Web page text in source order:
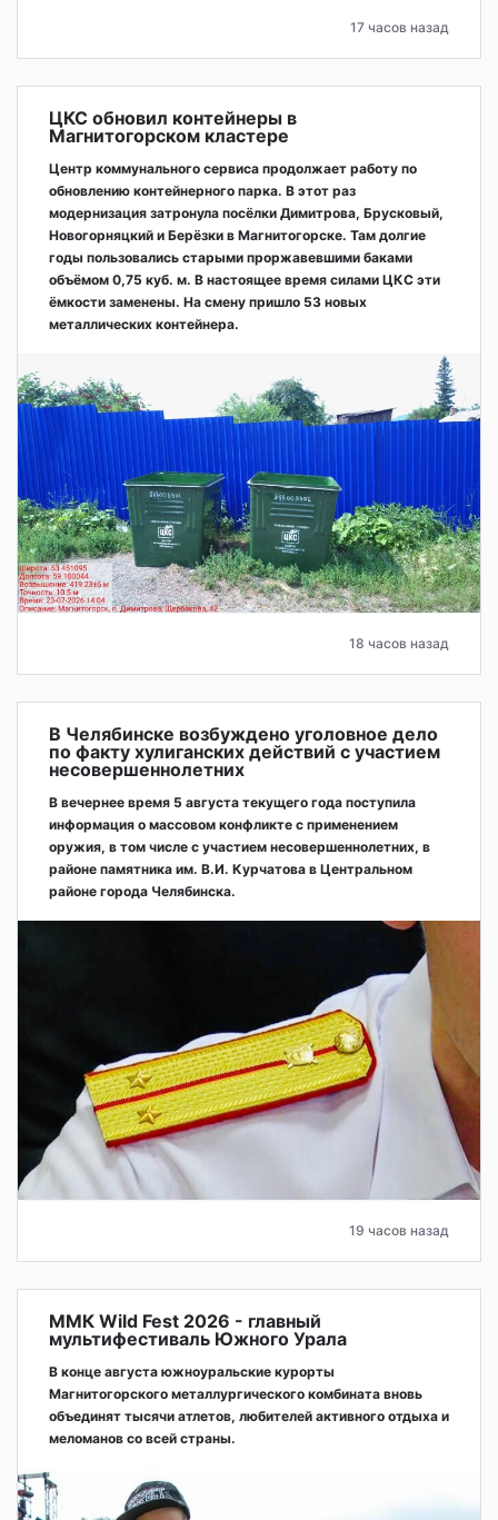
17 часов назад
ЦКС обновил контейнеры в
Магнитогорском кластере
Центр коммунального сервиса продолжает работу по
обновлению контейнерного парка. В этот раз
модернизация затронула посёлки Димитрова, Брусковый,
Новогорняцкий и Берёзки в Магнитогорске. Там долгие
годы пользовались старыми проржавевшими баками
объёмом 0,75 куб. м. В настоящее время силами ЦКС эти
ёмкости заменены. На смену пришло 53 новых
металлических контейнера.
18 часов назад
В Челябинске возбуждено уголовное дело
по факту хулиганских действий с участием
несовершеннолетних
В вечернее время 5 августа текущего года поступила
информация о массовом конфликте с применением
оружия, в том числе с участием несовершеннолетних, в
районе памятника им. В.И. Курчатова в Центральном
районе города Челябинска.
19 часов назад
ММК Wild Fest 2026 - главный
мультифестиваль Южного Урала
В конце августа южноуральские курорты
Магнитогорского металлургического комбината вновь
объединят тысячи атлетов, любителей активного отдыха и
меломанов со всей страны.